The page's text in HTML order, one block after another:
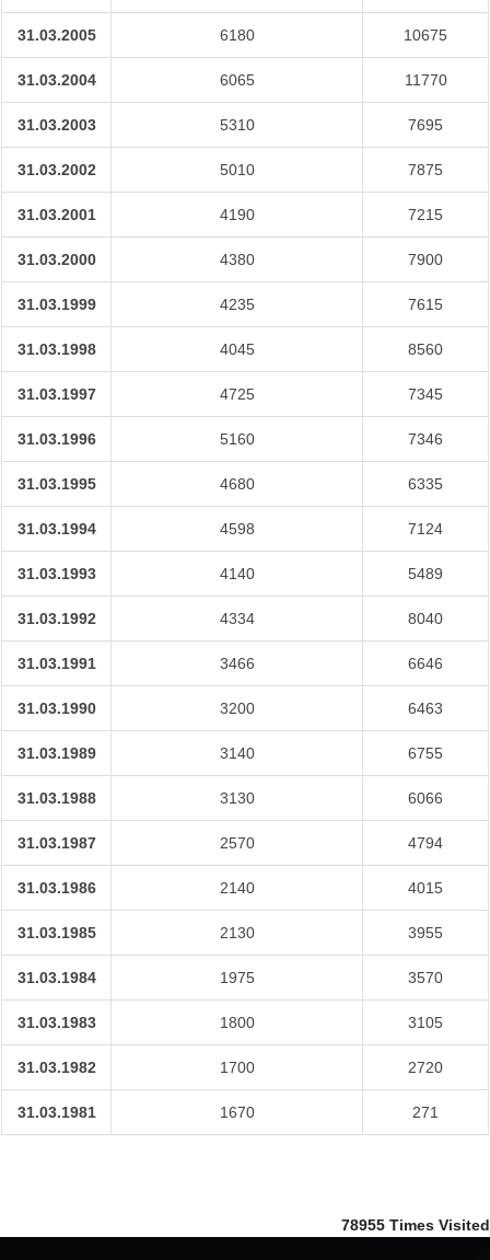
31.03.2005 6180 10675
31.03.2004 6065 11770
31.03.2003 5310 7695
31.03.2002 5010 7875
31.03.2001 4190 7215
31.03.2000 4380 7900
31.03.1999 4235 7615
31.03.1998 4045 8560
31.03.1997 4725 7345
31.03.1996 5160 7346
31.03.1995 4680 6335
31.03.1994 4598 7124
31.03.1993 4140 5489
31.03.1992 4334 8040
31.03.1991 3466 6646
31.03.1990 3200 6463
31.03.1989 3140 6755
31.03.1988 3130 6066
31.03.1987 2570 4794
31.03.1986 2140 4015
31.03.1985 2130 3955
31.03.1984 1975 3570
31.03.1983 1800 3105
31.03.1982 1700 2720
31.03.1981 1670 271
78955 Times Visited